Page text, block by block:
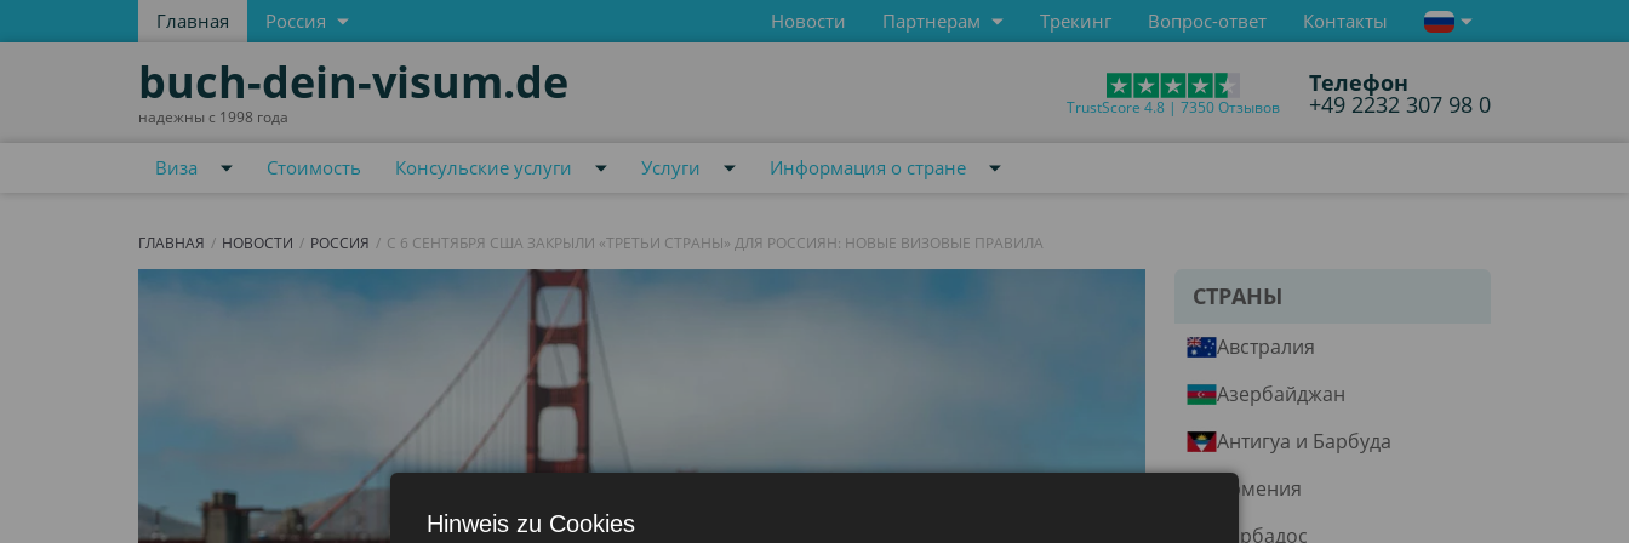
Главная Россия Новости Партнерам Трекинг Вопрос-ответ Контакты
buch-dein-visum.de
надежны с 1998 года TrustScore 4.8 | 7350 Отзывов
Телефон
+49 2232 307 98 0
Виза Стоимость Консульские услуги Услуги Информация о стране
ГЛАВНАЯ НОВОСТИ РОССИЯ С 6 СЕНТЯБРЯ США ЗАКРЫЛИ «ТРЕТЬИ СТРАНЫ» ДЛЯ РОССИЯН: НОВЫЕ ВИЗОВЫЕ ПРАВИЛА
СТРАНЫ
Австралия
Азербайджан
Антигуа и Барбуда
Армения
Барбадос
Hinweis zu Cookies